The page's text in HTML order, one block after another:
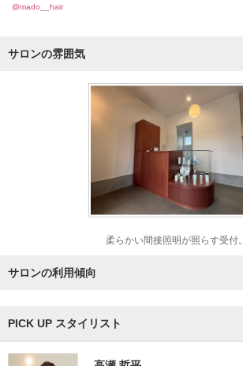
@mado__hair
サロンの雰囲気
柔らかい間接照明が照らす受付。
サロンの利用傾向
PICK UP スタイリスト